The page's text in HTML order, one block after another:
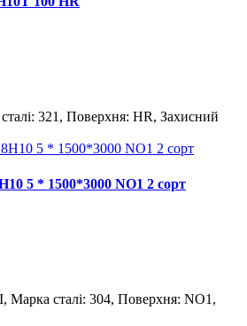
321, Поверхня: HR, Захисний
5 * 1500*3000 NO1 2 сорт
сталi: 304, Поверхня: NO1,